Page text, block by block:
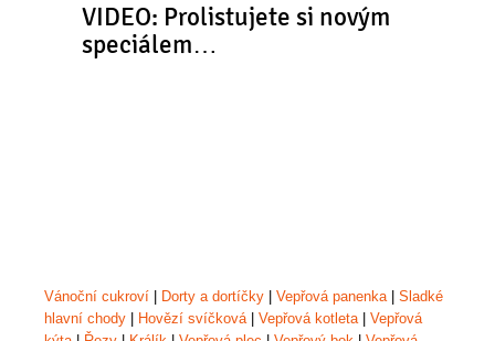
VIDEO: Prolistujete si novým
speciálem…
Vánoční cukroví Dorty a dortíčky Vepřová panenka| Sladké
hlavní chody
Hovězí svíčková| Vepřová kotleta| Vepřová